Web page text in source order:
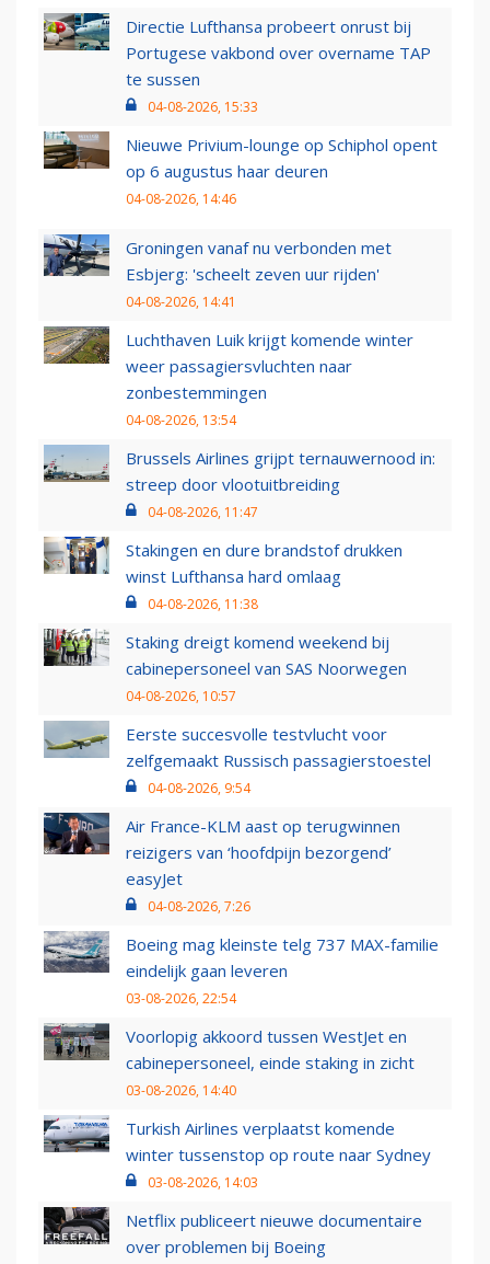
Directie Lufthansa probeert onrust bij
Portugese vakbond over overname TAP
te sussen
04-08-2026, 15:33
Nieuwe Privium-lounge op Schiphol opent
op 6 augustus haar deuren
04-08-2026, 14:46
Groningen vanaf nu verbonden met
Esbjerg: 'scheelt zeven uur rijden'
04-08-2026, 14:41
Luchthaven Luik krijgt komende winter
weer passagiersvluchten naar
zonbestemmingen
04-08-2026, 13:54
Brussels Airlines grijpt ternauwernood in:
streep door vlootuitbreiding
04-08-2026, 11:47
Stakingen en dure brandstof drukken
winst Lufthansa hard omlaag
04-08-2026, 11:38
Staking dreigt komend weekend bij
cabinepersoneel van SAS Noorwegen
04-08-2026, 10:57
Eerste succesvolle testvlucht voor
zelfgemaakt Russisch passagierstoestel
04-08-2026, 9:54
Air France-KLM aast op terugwinnen
reizigers van ‘hoofdpijn bezorgend’
easyJet
04-08-2026, 7:26
Boeing mag kleinste telg 737 MAX-familie
eindelijk gaan leveren
03-08-2026, 22:54
Voorlopig akkoord tussen WestJet en
cabinepersoneel, einde staking in zicht
03-08-2026, 14:40
Turkish Airlines verplaatst komende
winter tussenstop op route naar Sydney
03-08-2026, 14:03
Netflix publiceert nieuwe documentaire
over problemen bij Boeing